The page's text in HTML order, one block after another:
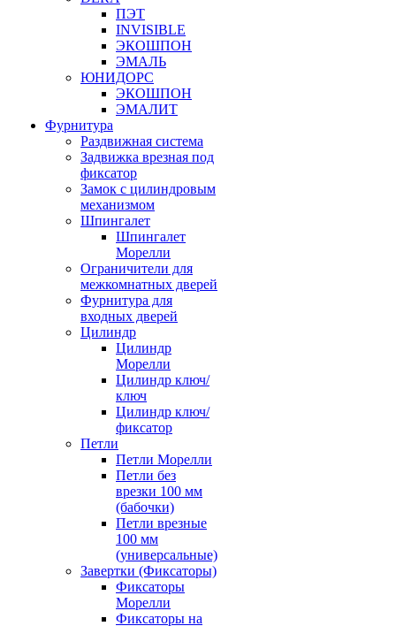
ПЭТ
INVISIBLE
ЭКОШПОН
ЭМАЛЬ
ЮНИДОРС
ЭКОШПОН
ЭМАЛИТ
Фурнитура
Раздвижная система
Задвижка врезная под
фиксатор
Замок с цилиндровым
механизмом
Шпингалет
Шпингалет
Морелли
Ограничители для
межкомнатных дверей
Фурнитура для
входных дверей
Цилиндр
Цилиндр
Морелли
Цилиндр ключ/
ключ
Цилиндр ключ/
фиксатор
Петли
Петли Морелли
Петли без
врезки 100 мм
(бабочки)
Петли врезные
100 мм
(универсальные)
Завертки (Фиксаторы)
Фиксаторы
Морелли
Фиксаторы на